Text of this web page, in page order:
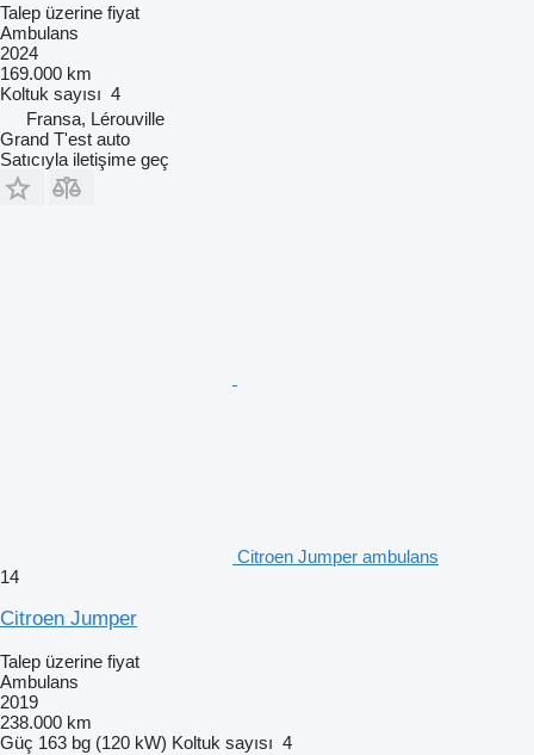
Talep üzerine fiyat
Ambulans
2024
169.000 km
Koltuk sayısı 4
Fransa, Lérouville
Grand T'est auto
Satıcıyla iletişime geç
Citroen Jumper ambulans
14
Citroen Jumper
Talep üzerine fiyat
Ambulans
2019
238.000 km
Güç 163 bg (120 kW) Koltuk sayısı 4